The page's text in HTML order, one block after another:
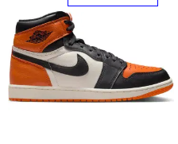
30
33.5